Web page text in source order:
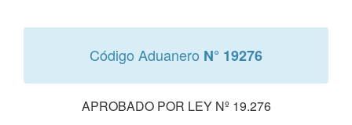
Código Aduanero N° 19276
APROBADO POR LEY Nº 19.276